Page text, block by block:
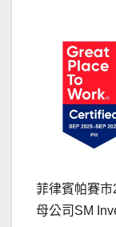
菲律賓帕賽市
母公司SM